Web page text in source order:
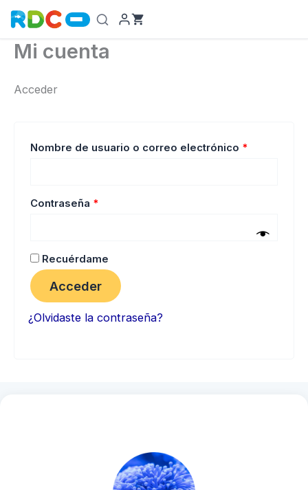
contenido
Mi cuenta
Acceder
Nombre de usuario o correo electrónico *
Contraseña *
Recuérdame
Acceder
¿Olvidaste la contraseña?